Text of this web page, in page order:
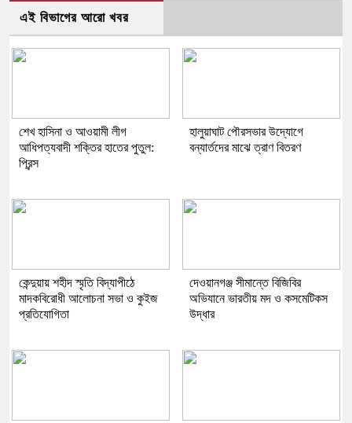
এই বিভাগের আরো খবর
শেখ হাসিনা ও আওয়ামী লীগ
আধিপত্যবাদী শক্তির হাতের পুতুল:
প্রিন্স
হালুয়াঘাট পৌরসভার উদ্যোগে
বন্যার্তদের মাঝে ত্রাণ বিতরণ
কেন্দুয়ায় শহীদ স্মৃতি বিদ্যাপীঠে
মাদকবিরোধী আলোচনা সভা ও কুইজ
প্রতিযোগিতা
দেওয়ানগঞ্জ সীমান্তে বিজিবির
অভিযানে ভারতীয় মদ ও কসমেটিকস
উদ্ধার